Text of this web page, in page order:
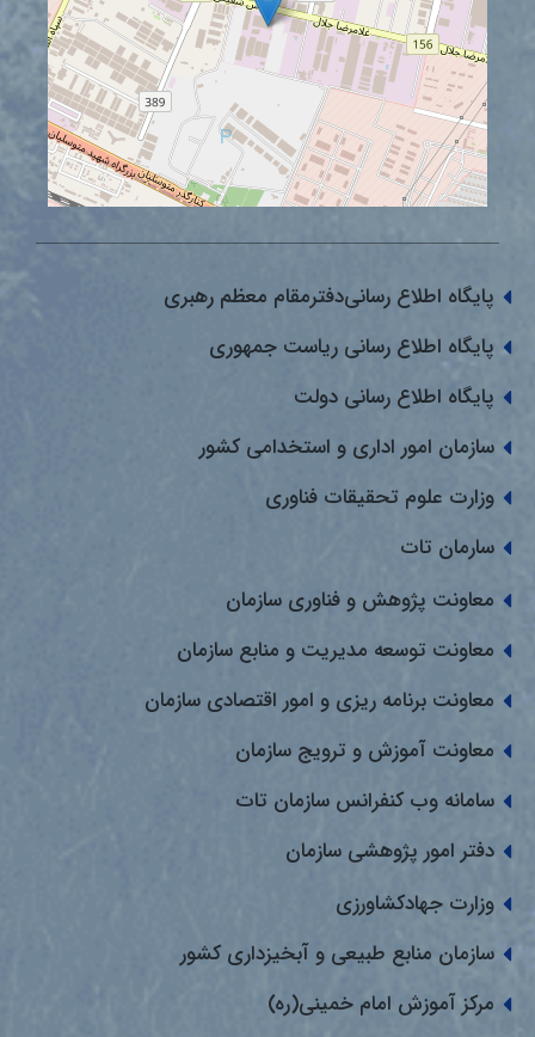
پایگاه اطلاع رسانی‌دفترمقام معظم رهبری
پایگاه اطلاع رسانی ریاست جمهوری
پایگاه اطلاع رسانی دولت
سازمان امور اداری و استخدامی کشور
وزارت علوم تحقیقات فناوری
سارمان تات
معاونت پژوهش و فناوری سازمان
معاونت توسعه مدیریت و منابع سازمان
معاونت برنامه ریزی و امور اقتصادی سازمان
معاونت آموزش و ترویج سازمان
سامانه وب کنفرانس سازمان تات
دفتر امور پژوهشی سازمان
وزارت جهادکشاورزی
سازمان منابع طبیعی و آبخیزداری کشور
مرکز آموزش امام خمینی(ره)